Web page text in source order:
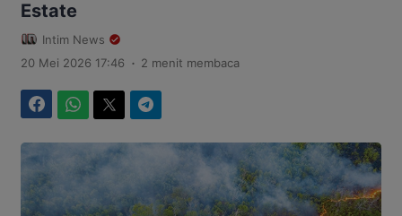
Estate
Intim News
20 Mei 2026 17:46 . 2 menit membaca